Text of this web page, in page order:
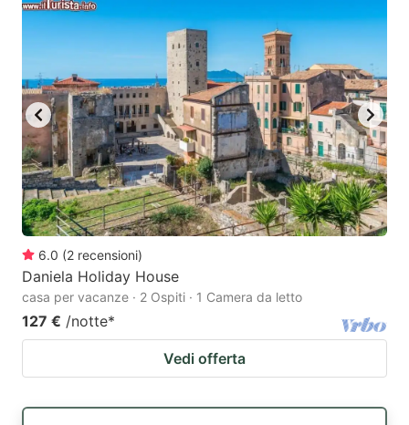
6.0 (2 recensioni)
Daniela Holiday House
casa per vacanze · 2 Ospiti · 1 Camera da letto
127 € /notte*
Vedi offerta